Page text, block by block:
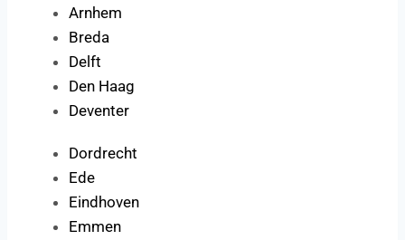
Arnhem
Breda
Delft
Den Haag
Deventer
Dordrecht
Ede
Eindhoven
Emmen